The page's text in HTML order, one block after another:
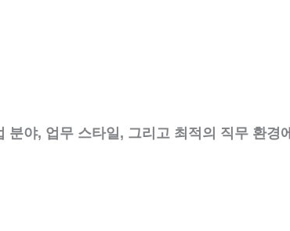
분야, 업무 스타일, 그리고 최적의 직무 환경